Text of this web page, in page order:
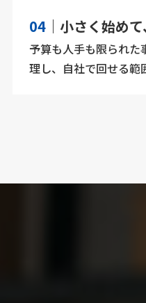
04 ｜小さく始め
予算も人手も限られ
理し、自社で回せる範